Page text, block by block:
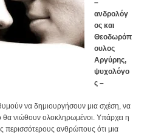
–
ανδρολόγ
ος και
Θεοδωρόπ
ουλος
Αργύρης,
ψυχολόγο
ς –
να δημιουργήσουν μια σχέση, να
νιώθουν ολοκληρωμένοι. Υπάρχει η
ανθρώπους ότι μια